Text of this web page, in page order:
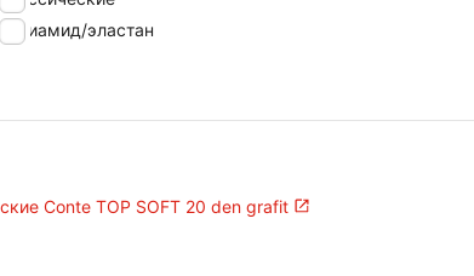
полиамид/эластан
Conte TOP SOFT 20 den grafit